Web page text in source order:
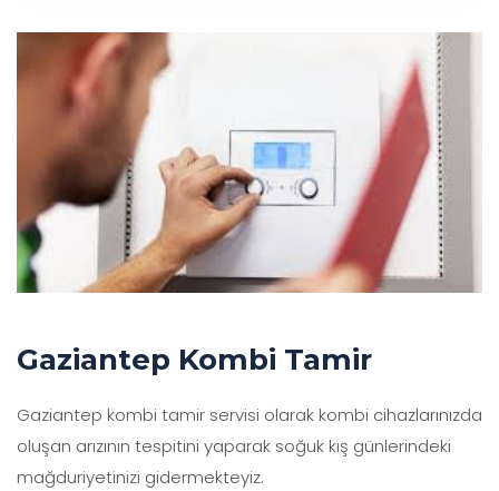
Gaziantep Kombi Tamir
Gaziantep kombi tamir servisi olarak kombi cihazlarınızda
oluşan arızının tespitini yaparak soğuk kış günlerindeki
mağduriyetinizi gidermekteyiz.